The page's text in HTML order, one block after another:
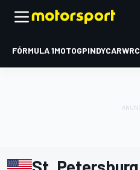
FÓRMULA 1MOTOGPINDYCARWRC